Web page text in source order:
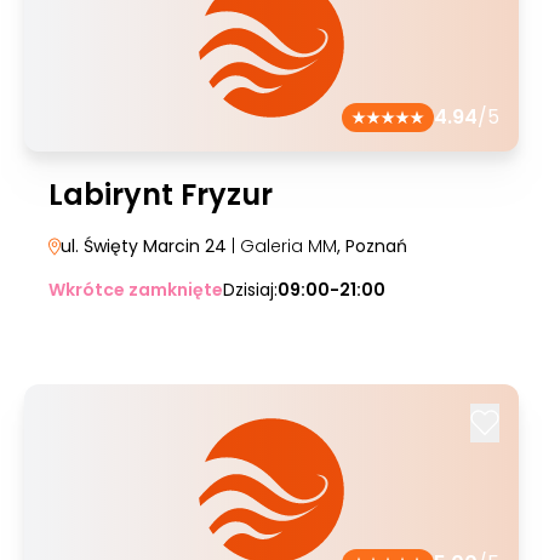
4.94/5
Labirynt Fryzur
ul. Święty Marcin 24 | Galeria MM, Poznań
Wkrótce zamknięteDzisiaj:09:00-21:00